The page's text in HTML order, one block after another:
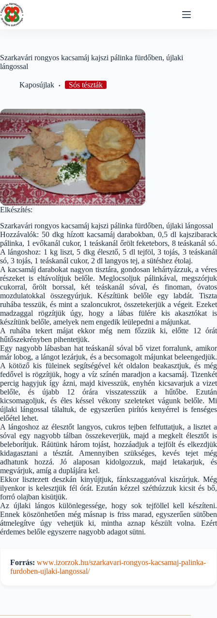
Skip
to
content
Szarkavári rongyos kacsamáj kajszi pálinka fürdőben, újlaki
lángossal
Kaposújlak Sós tészták
Elkészítés:
Szarkavári rongyos kacsamáj kajszi pálinka fürdőben, újlaki lángossal
Hozzávalók: 50 dkg hízott kacsamáj darabokban, 0,5 dl kajszibarack
pálinka, 1 evőkanál cukor, 1 teáskanál őrölt feketebors, 8 teáskanál só.
A lángoshoz: 1 kg liszt, 5 dkg élesztő, 5 dl tejföl, 3 tojás, 3 teáskanál
só, 3 tojás, 1 teáskanál cukor, 2 dl langyos tej, a sütéshez étolaj.
A kacsamáj darabokat nagyon tisztára, gondosan lehártyázzuk, a véres
részeket is eltávolítjuk belőle. Meglocsoljuk pálinkával, megszórjuk
cukorral, őrölt borssal, két teáskanál sóval, és finoman, óvatos
mozdulatokkal összegyúrjuk. Készítünk belőle egy labdát. Tiszta
ruhába tesszük, és mint a szaloncukrot, összetekerjük a végeit. Ezeket
madzaggal rögzítjük úgy, hogy a lábas fülére kis akasztókat is
készítünk belőle, amelyek nem engedik leülepedni a májunkat.
A ruhába tekert májat ekkor még nem főzzük ki, előtte 12 órát
hűtőszekrényben pihentetjük.
Egy nagyobb lábasban hat teáskanál sóval bő vizet forralunk, amikor
már lobog, a lángot lezárjuk, és a becsomagolt májunkat beleengedjük.
A kötöző kis füleinek segítségével két oldalon beakasztjuk, és még
fedővel is rögzítjük, hogy a víz színén maradjon a kacsamáj. Tizenkét
percig hagyjuk így ázni, majd kivesszük, enyhén kicsavarjuk a vizet
belőle, és újabb 12 órára visszatesszük a hűtőbe. Ezután
kicsomagoljuk, és éles késsel vékony szeleteket vágunk belőle. Mi
újlaki lángossal tálaltuk, de egyszerűen pirítós kenyérrel is fenséges
előétel lehet.
A lángoshoz az élesztőt langyos, cukros tejben felfuttatjuk, a lisztet a
sóval egy nagyobb tálban összekeverjük, majd a megkelt élesztőt is
beleborítjuk. Ráütünk három tojást, hozzáadjuk a tejfölt és elkezdjük
kidagasztani a tésztát. Amennyiben szükséges, kevés tejet még
adhatunk hozzá. Jó alaposan kidolgozzuk, majd letakarjuk, és
megvárjuk, amíg a duplájára kel.
Ekkor lisztezett deszkán kinyújtjuk, fánkszaggatóval kiszúrjuk. Még
ilyenkor is kelesztjük fél órát. Ezután kézzel széthúzzuk kicsit és bő,
forró olajban kisütjük.
Az újlaki lángos különlegessége, hogy sok tejföllel kell készíteni.
Ennek köszönhetően még másnap is friss marad, egyszerűen sütőben
átmelegítve úgy vehetjük ki, mintha aznap készült volna. Ezért
érdemes belőle egyszerre nagyobb adagot sütni.
Forrás: www.izorzok.hu/szarkavari-rongyos-kacsamaj-palinka-
furdoben-ujlaki-langossal/